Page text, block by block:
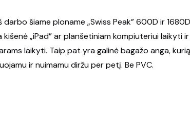
šiame ploname „Swiss Peak” 600D ir
„iPad” ar planšetiniam kompiuteriui
laikyti. Taip pat yra galinė bagažo anga,
ir nuimamu diržu per petį. Be PVC.